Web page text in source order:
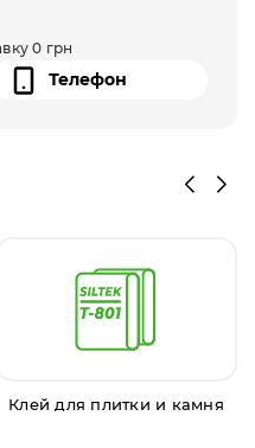
0 грн
Клей для плитки и камня